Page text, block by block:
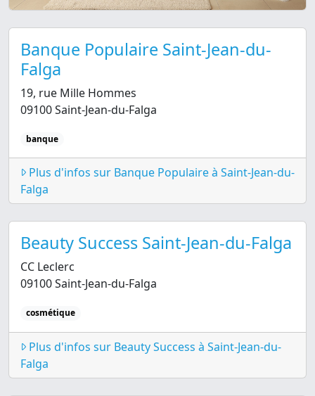
Banque Populaire Saint-Jean-du-
Falga
19, rue Mille Hommes
09100 Saint-Jean-du-Falga
banque
Plus d'infos sur Banque Populaire à Saint-Jean-du-
Falga
Beauty Success Saint-Jean-du-Falga
CC Leclerc
09100 Saint-Jean-du-Falga
cosmétique
Plus d'infos sur Beauty Success à Saint-Jean-du-
Falga